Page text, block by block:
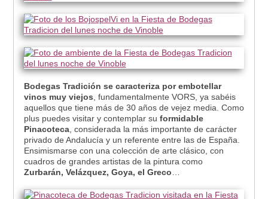
Bodegas Tradición se caracteriza por embotellar
vinos muy viejos , fundamentalmente VORS, ya sabéis
aquellos que tiene más de 30 años de vejez media. Como
plus puedes visitar y contemplar su formidable
Pinacoteca, considerada la más importante de carácter
privado de Andalucía y un referente entre las de España.
Ensimismarse con una colección de arte clásico, con
cuadros de grandes artistas de la pintura como
Zurbarán, Velázquez, Goya, el Greco